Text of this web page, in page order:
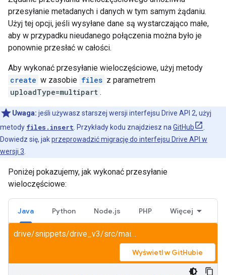
przesyłanie metadanych i danych w tym samym żądaniu.
Użyj tej opcji, jeśli wysyłane dane są wystarczająco małe,
aby w przypadku nieudanego połączenia można było je
ponownie przesłać w całości.
Aby wykonać przesyłanie wieloczęściowe, użyj metody
create w zasobie files z parametrem
uploadType=multipart .
Uwaga: jeśli używasz starszej wersji interfejsu Drive API 2, użyj
metody files.insert . Przykłady kodu znajdziesz na GitHub
Dowiedz się, jakprzeprowadzić migrację do interfejsu Drive API w
wersji 3
Poniżej pokazujemy, jak wykonać przesyłanie
wieloczęściowe:
Java Python Node.js PHP Więcej
drive/snippets/drive_v3/src/main/java/UploadBasic.java
Wyświetl w GitHubie